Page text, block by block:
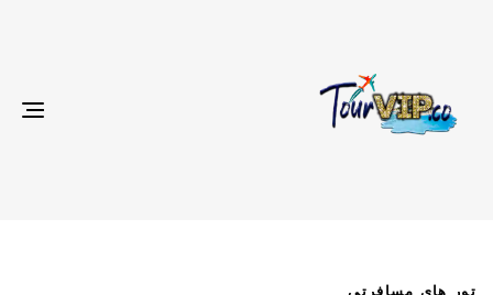
تور های مسافرتی